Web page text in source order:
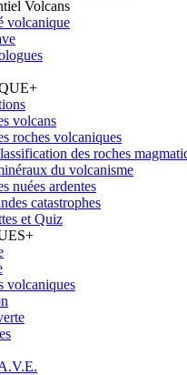
Volcans
volcanique
+
volcans
roches volcaniques
des roches
du volcanisme
nuées ardentes
catastrophes
et Quiz
+
volcaniques